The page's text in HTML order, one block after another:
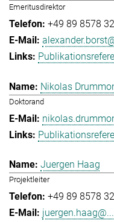
Emeritusdirektor
+49 89 8578
Nikolas
Doktorand
Juergen Haag
Projektleiter
+49 89 8578
juergen.haag@...